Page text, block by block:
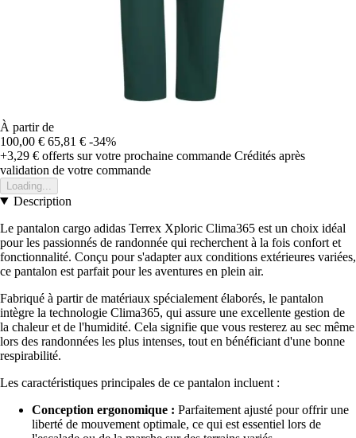
À partir de
100,00 € 65,81 € -34%
+3,29 € offerts sur votre prochaine commande Crédités après
validation de votre commande
Loading...
Description
Le pantalon cargo adidas Terrex Xploric Clima365 est un choix idéal
pour les passionnés de randonnée qui recherchent à la fois confort et
fonctionnalité. Conçu pour s'adapter aux conditions extérieures variées,
ce pantalon est parfait pour les aventures en plein air.
Fabriqué à partir de matériaux spécialement élaborés, le pantalon
intègre la technologie Clima365, qui assure une excellente gestion de
la chaleur et de l'humidité. Cela signifie que vous resterez au sec même
lors des randonnées les plus intenses, tout en bénéficiant d'une bonne
respirabilité.
Les caractéristiques principales de ce pantalon incluent :
Conception ergonomique : Parfaitement ajusté pour offrir une
liberté de mouvement optimale, ce qui est essentiel lors de